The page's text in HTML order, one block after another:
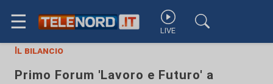
☰ LIVE
Il bilancio
Primo Forum 'Lavoro e Futuro' a